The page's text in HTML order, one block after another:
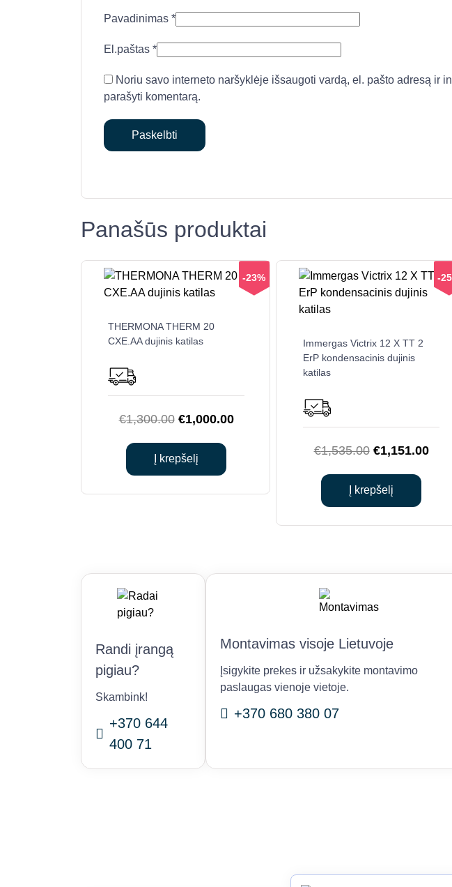
Pavadinimas *
El.paštas *
Noriu savo interneto naršyklėje išsaugoti vardą, el. pašto adresą ir
parašyti komentarą.
Panašūs produktai
-23%
THERMONA THERM 20
CXE.AA dujinis katilas
€1,300.00 Original
was:
€1,300.00.
€1,000.00Current
Į krepšelį
-
Immergas Victrix 12 X TT 2
ErP kondensacinis dujinis
katilas
€1,535.00 Original
was:
€1,535.00.
€1,151.00
Į krepšelį
Randi įrangą
pigiau?
Skambink!
+370 644
400 71
Montavimas visoje Lietuvoje
Įsigykite prekes ir užsakykite montavimo
paslaugas vienoje vietoje.
+370 680 380 07